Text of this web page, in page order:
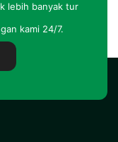
lebih banyak tur
kami 24/7.